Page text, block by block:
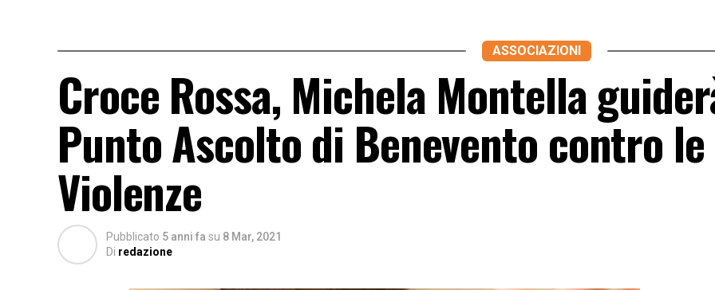
ASSOCIAZIONI
Croce Rossa, Michela Montella
Punto Ascolto di Benevento contro le
Violenze
Pubblicato 5 anni fa su 8 Mar, 2021
Di redazione